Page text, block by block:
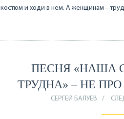
костюм и ходи в нем. А женщинам –
ПЕСНЯ «НАША
ТРУДНА» – НЕ
СЕРГЕЙ БАЛУЕВ